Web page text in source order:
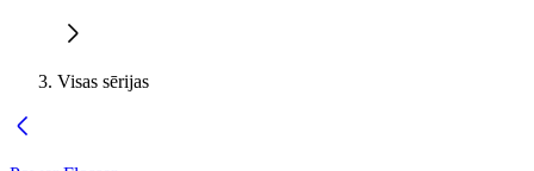
Visas sērijas